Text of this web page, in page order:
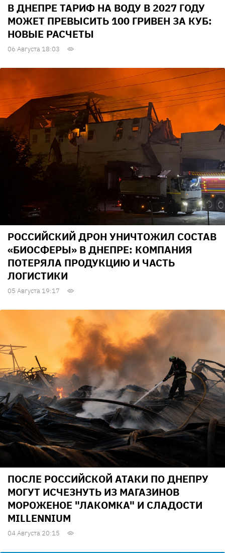
В ДНЕПРЕ ТАРИФ НА ВОДУ В 2027 ГОДУ
МОЖЕТ ПРЕВЫСИТЬ 100 ГРИВЕН ЗА КУБ:
НОВЫЕ РАСЧЕТЫ
06 Августа 18:03
РОССИЙСКИЙ ДРОН УНИЧТОЖИЛ СОСТАВ
«БИОСФЕРЫ» В ДНЕПРЕ: КОМПАНИЯ
ПОТЕРЯЛА ПРОДУКЦИЮ И ЧАСТЬ
ЛОГИСТИКИ
05 Августа 19:17
ПОСЛЕ РОССИЙСКОЙ АТАКИ ПО ДНЕПРУ
МОГУТ ИСЧЕЗНУТЬ ИЗ МАГАЗИНОВ
МОРОЖЕНОЕ "ЛАКОМКА" И СЛАДОСТИ
MILLENNIUM
04 Августа 20:15